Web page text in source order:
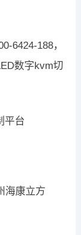
6424-188，
数字kvm切
平台
海康立方